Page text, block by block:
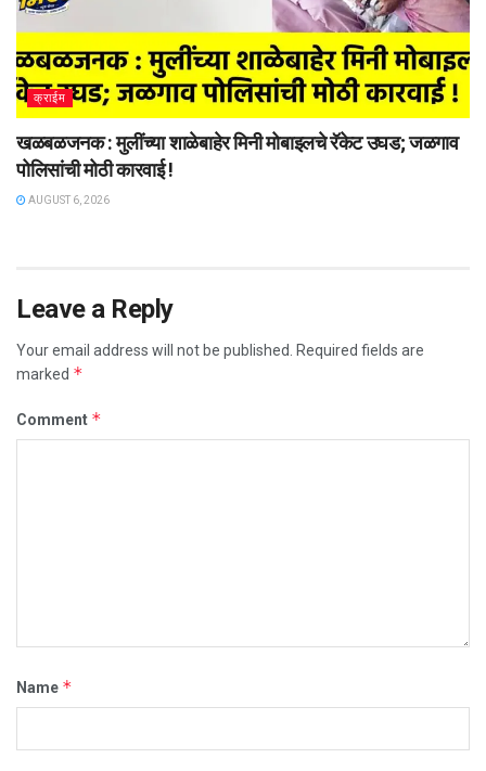
क्राईम
खळबळजनक : मुलींच्या शाळेबाहेर मिनी मोबाइलचे रॅकेट उघड; जळगाव
पोलिसांची मोठी कारवाई !
AUGUST 6, 2026
Leave a Reply
Your email address will not be published.
Required fields are
marked *
Comment *
Name *